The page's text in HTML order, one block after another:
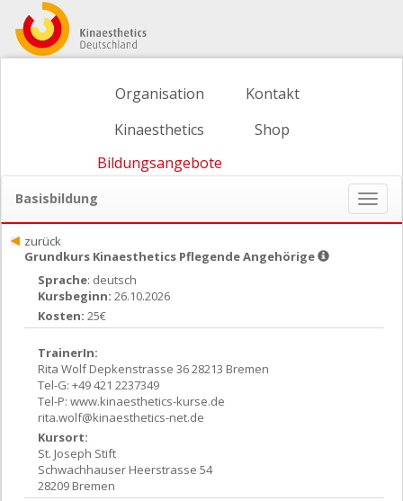
Organisation
Kinaesthetics
Bildungsangebote
Kontakt
Shop
Basisbildung
ein-/
zurück
Grundkurs Kinaesthetics Pflegende Angehörige
Sprache: deutsch
Kursbeginn: 26.10.2026
Kosten: 25€
TrainerIn:
Rita Wolf Depkenstrasse 36 28213 Bremen
Tel-G: +49 421 2237349
Tel-P: www.kinaesthetics-kurse.de
rita.wolf@kinaesthetics-net.de
Kursort:
St. Joseph Stift
Schwachhauser Heerstrasse 54
28209 Bremen